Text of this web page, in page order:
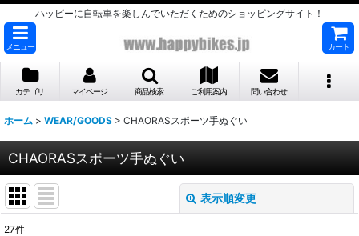
ハッピーに自転車を楽しんでいただくためのショッピングサイト！
メニュー カート
カテゴリ マイページ 商品検索 ご利用案内 問い合わせ
ホーム > WEAR/GOODS > CHAORASスポーツ手ぬぐい
CHAORASスポーツ手ぬぐい
表示順変更
27件